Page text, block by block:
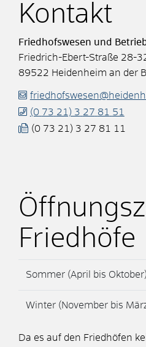
Kontakt
Friedhofswesen und
Friedrich-Ebert-Straße 28-
89522 Heidenheim an der
(0 73 21) 3 27 81 51
(0 73 21) 3 27 81 11
Friedhöfe
Sommer (April bis Oktober)
Winter (November bis
Da es auf den Friedhöfen